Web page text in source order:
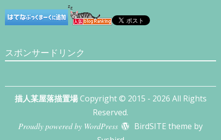
スポンサードリンク
描人某屋落描置場Copyright © 2015 - 2026 All Rights
Reserved.
Proudly powered by WordPress
BirdSITE theme by